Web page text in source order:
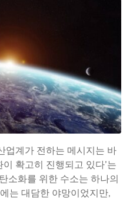
업계가 전하는 메시지는 바
확고히 진행되고 있다’는
소화를 위한 수소는 하나의
는 대담한 야망이었지만,